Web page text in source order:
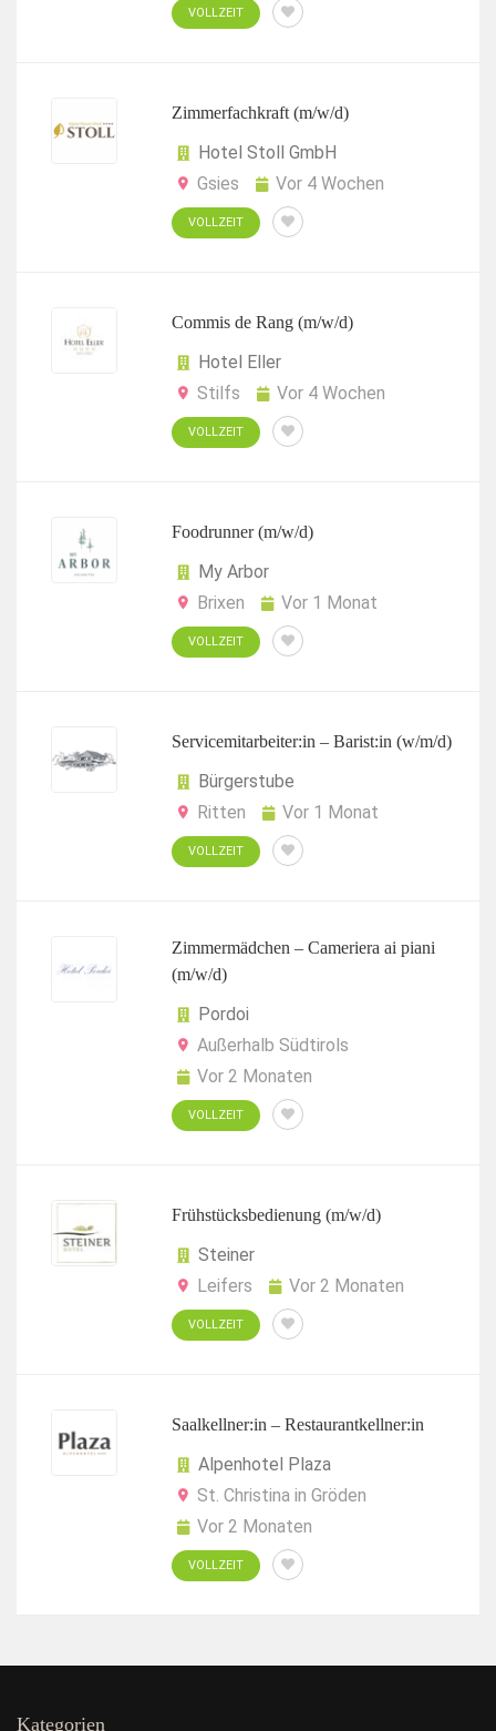
VOLLZEIT
Zimmerfachkraft (m/w/d)
Hotel Stoll GmbH
Gsies
Vor 4 Wochen
VOLLZEIT
Commis de Rang (m/w/d)
Hotel Eller
Stilfs
Vor 4 Wochen
VOLLZEIT
Foodrunner (m/w/d)
My Arbor
Brixen
Vor 1 Monat
VOLLZEIT
Servicemitarbeiter:in – Barist:in (w/m/d)
Bürgerstube
Ritten
Vor 1 Monat
VOLLZEIT
Zimmermädchen – Cameriera ai piani
(m/w/d)
Pordoi
Außerhalb Südtirols
Vor 2 Monaten
VOLLZEIT
Frühstücksbedienung (m/w/d)
Steiner
Leifers
Vor 2 Monaten
VOLLZEIT
Saalkellner:in – Restaurantkellner:in
Alpenhotel Plaza
St. Christina in Gröden
Vor 2 Monaten
VOLLZEIT
Kategorien